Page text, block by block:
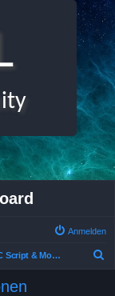
Anmelden
X3-AP/TC Script & Mod Diskussionen